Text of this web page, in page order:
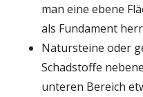
man eine ebene
als Fundament
Natursteine oder
Schadstoffe
unteren Bereich